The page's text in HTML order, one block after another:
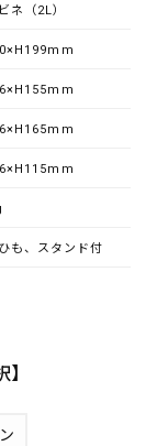
ネ（2L）
も、スタンド付